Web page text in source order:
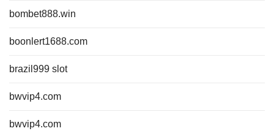
bombet888.win
boonlert1688.com
brazil999 slot
bwvip4.com
bwvip4.com